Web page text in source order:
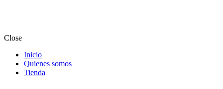
Close
Inicio
Quienes somos
Tienda